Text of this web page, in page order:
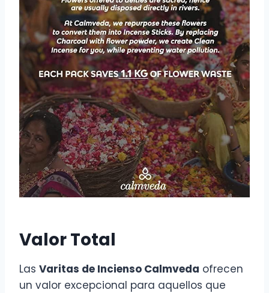
Valor Total
Las Varitas de Incienso Calmveda ofrecen
un valor excepcional para aquellos que